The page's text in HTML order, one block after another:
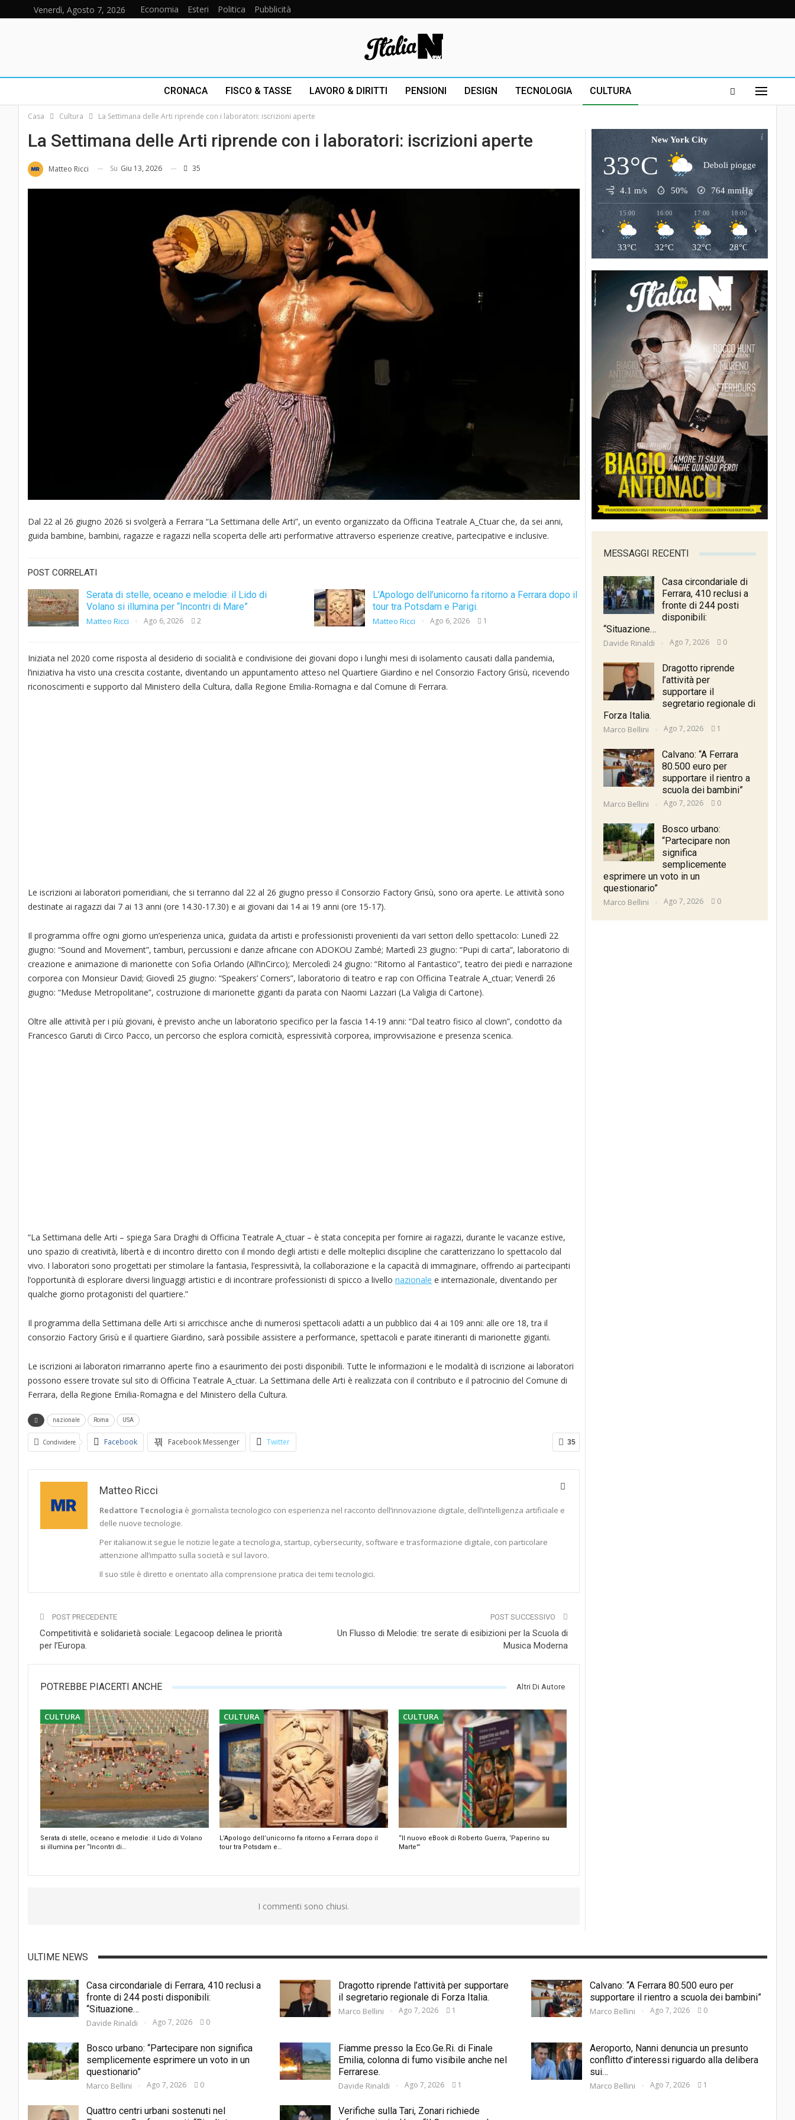
Venerdì, Agosto 7, 2026 Economia Esteri Politica Pubblicità
CRONACA FISCO & TASSE LAVORO & DIRITTI PENSIONI DESIGN TECNOLOGIA CULTURA
Casa Cultura La Settimana delle Arti riprende con i laboratori: iscrizioni aperte
La Settimana delle Arti riprende con i laboratori: iscrizioni aperte
Matteo Ricci Su Giu 13, 2026 35
Dal 22 al 26 giugno 2026 si svolgerà a Ferrara “La Settimana delle Arti”, un evento organizzato da Officina Teatrale A_Ctuar che, da sei anni,
guida bambine, bambini, ragazze e ragazzi nella scoperta delle arti performative attraverso esperienze creative, partecipative e inclusive.
POST CORRELATI
Serata di stelle, oceano e melodie: il Lido di
Volano si illumina per “Incontri di Mare”
Matteo Ricci Ago 6, 2026 2
L’Apologo dell’unicorno fa ritorno a Ferrara dopo il
tour tra Potsdam e Parigi.
Matteo Ricci Ago 6, 2026 1
Iniziata nel 2020 come risposta al desiderio di socialità e condivisione dei giovani dopo i lunghi mesi di isolamento causati dalla pandemia,
l’iniziativa ha visto una crescita costante, diventando un appuntamento atteso nel Quartiere Giardino e nel Consorzio Factory Grisù, ricevendo
riconoscimenti e supporto dal Ministero della Cultura, dalla Regione Emilia-Romagna e dal Comune di Ferrara.
Le iscrizioni ai laboratori pomeridiani, che si terranno dal 22 al 26 giugno presso il Consorzio Factory Grisù, sono ora aperte. Le attività sono
destinate ai ragazzi dai 7 ai 13 anni (ore 14.30-17.30) e ai giovani dai 14 ai 19 anni (ore 15-17).
Il programma offre ogni giorno un’esperienza unica, guidata da artisti e professionisti provenienti da vari settori dello spettacolo: Lunedì 22
giugno: “Sound and Movement”, tamburi, percussioni e danze africane con ADOKOU Zambé; Martedì 23 giugno: “Pupi di carta”, laboratorio di
creazione e animazione di marionette con Sofia Orlando (All’inCirco); Mercoledì 24 giugno: “Ritorno al Fantastico”, teatro dei piedi e narrazione
corporea con Monsieur David; Giovedì 25 giugno: “Speakers’ Corners”, laboratorio di teatro e rap con Officina Teatrale A_ctuar; Venerdì 26
giugno: “Meduse Metropolitane”, costruzione di marionette giganti da parata con Naomi Lazzari (La Valigia di Cartone).
Oltre alle attività per i più giovani, è previsto anche un laboratorio specifico per la fascia 14-19 anni: “Dal teatro fisico al clown”, condotto da
Francesco Garuti di Circo Pacco, un percorso che esplora comicità, espressività corporea, improvvisazione e presenza scenica.
“La Settimana delle Arti – spiega Sara Draghi di Officina Teatrale A_ctuar – è stata concepita per fornire ai ragazzi, durante le vacanze estive,
uno spazio di creatività, libertà e di incontro diretto con il mondo degli artisti e delle molteplici discipline che caratterizzano lo spettacolo dal
vivo. I laboratori sono progettati per stimolare la fantasia, l’espressività, la collaborazione e la capacità di immaginare, offrendo ai partecipanti
l’opportunità di esplorare diversi linguaggi artistici e di incontrare professionisti di spicco a livello nazionale e internazionale, diventando per
qualche giorno protagonisti del quartiere.”
Il programma della Settimana delle Arti si arricchisce anche di numerosi spettacoli adatti a un pubblico dai 4 ai 109 anni: alle ore 18, tra il
consorzio Factory Grisù e il quartiere Giardino, sarà possibile assistere a performance, spettacoli e parate itineranti di marionette giganti.
Le iscrizioni ai laboratori rimarranno aperte fino a esaurimento dei posti disponibili. Tutte le informazioni e le modalità di iscrizione ai laboratori
possono essere trovate sul sito di Officina Teatrale A_ctuar. La Settimana delle Arti è realizzata con il contributo e il patrocinio del Comune di
Ferrara, della Regione Emilia-Romagna e del Ministero della Cultura.
nazionale Roma USA
35
Condividere Facebook Facebook Messenger Twitter
Matteo Ricci
Redattore Tecnologia è giornalista tecnologico con esperienza nel racconto dell’innovazione digitale, dell’intelligenza artificiale e
delle nuove tecnologie.
Per italianow.it segue le notizie legate a tecnologia, startup, cybersecurity, software e trasformazione digitale, con particolare
attenzione all’impatto sulla società e sul lavoro.
Il suo stile è diretto e orientato alla comprensione pratica dei temi tecnologici.
POST PRECEDENTE
Competitività e solidarietà sociale: Legacoop delinea le priorità
per l’Europa.
POST SUCCESSIVO
Un Flusso di Melodie: tre serate di esibizioni per la Scuola di
Musica Moderna
POTREBBE PIACERTI ANCHE Altri Di Autore
CULTURA
Serata di stelle, oceano e melodie: il Lido di Volano
si illumina per “Incontri di…
CULTURA
L’Apologo dell’unicorno fa ritorno a Ferrara dopo il
tour tra Potsdam e…
CULTURA
“Il nuovo eBook di Roberto Guerra, ‘Paperino su
Marte'”
I commenti sono chiusi.
New York City
33°C Deboli piogge
4.1 m/s 50% 764mmHg
15:00
33°C
16:00
32°C
17:00
32°C
18:00
28°C
‹ ›
MESSAGGI RECENTI
Casa circondariale di
Ferrara, 410 reclusi a
fronte di 244 posti
disponibili:
“Situazione…
Davide Rinaldi Ago 7, 2026 0
Dragotto riprende
l’attività per
supportare il
segretario regionale di
Forza Italia.
Marco Bellini Ago 7, 2026 1
Calvano: “A Ferrara
80.500 euro per
supportare il rientro a
scuola dei bambini”
Marco Bellini Ago 7, 2026 0
Bosco urbano:
“Partecipare non
significa
semplicemente
esprimere un voto in un
questionario”
Marco Bellini Ago 7, 2026 0
ULTIME NEWS
Casa circondariale di Ferrara, 410 reclusi a
fronte di 244 posti disponibili:
“Situazione…
Davide Rinaldi Ago 7, 2026 0
Dragotto riprende l’attività per supportare
il segretario regionale di Forza Italia.
Marco Bellini Ago 7, 2026 1
Calvano: “A Ferrara 80.500 euro per
supportare il rientro a scuola dei bambini”
Marco Bellini Ago 7, 2026 0
Bosco urbano: “Partecipare non significa
semplicemente esprimere un voto in un
questionario”
Marco Bellini Ago 7, 2026 0
Fiamme presso la Eco.Ge.Ri. di Finale
Emilia, colonna di fumo visibile anche nel
Ferrarese.
Davide Rinaldi Ago 7, 2026 1
Aeroporto, Nanni denuncia un presunto
conflitto d’interessi riguardo alla delibera
sui…
Marco Bellini Ago 7, 2026 1
Quattro centri urbani sostenuti nel
Verifiche sulla Tari, Zonari richiede